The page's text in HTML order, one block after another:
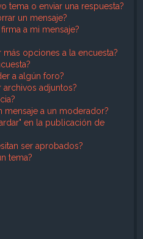
tema o enviar una respuesta?
un mensaje?
a mi mensaje?
opciones a la encuesta?
a algún foro?
archivos adjuntos?
mensaje a un moderador?
en la publicación de
ser aprobados?
tema?